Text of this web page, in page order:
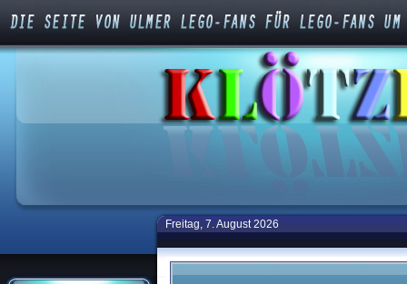
Freitag, 7. August 2026